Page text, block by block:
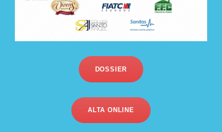
DOSSIER
ALTA ONLINE